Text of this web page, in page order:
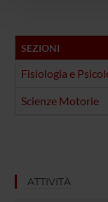
raccolto dal tuo
SEZIONI
Fisiologia e
Scienze Motorie
ATTIVITÀ